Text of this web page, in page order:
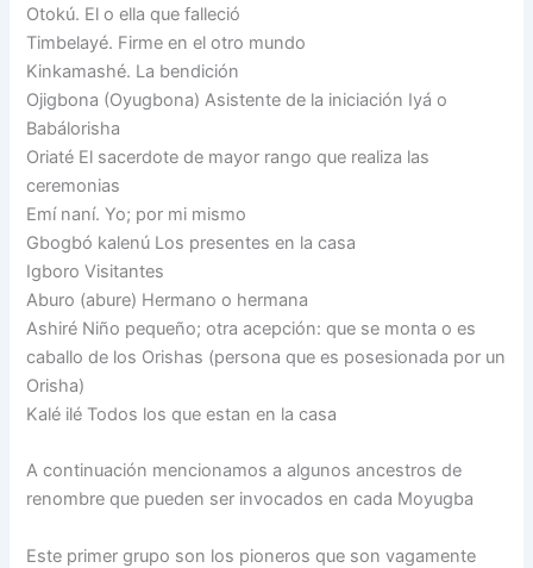
Otokú. El o ella que falleció
Timbelayé. Firme en el otro mundo
Kinkamashé. La bendición
Ojigbona (Oyugbona) Asistente de la iniciación Iyá o
Babálorisha
Oriaté El sacerdote de mayor rango que realiza las
ceremonias
Emí naní. Yo; por mi mismo
Gbogbó kalenú Los presentes en la casa
Igboro Visitantes
Aburo (abure) Hermano o hermana
Ashiré Niño pequeño; otra acepción: que se monta o es
caballo de los Orishas (persona que es posesionada por un
Orisha)
Kalé ilé Todos los que estan en la casa
A continuación mencionamos a algunos ancestros de
renombre que pueden ser invocados en cada Moyugba
Este primer grupo son los pioneros que son vagamente